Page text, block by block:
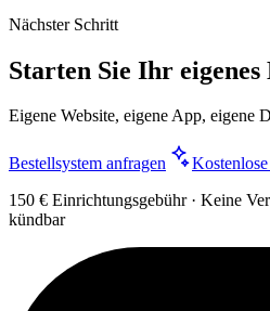
Nächster Schritt
Starten Sie Ihr eigenes
Eigene Website, eigene App, eigene
Bestellsystem anfragen
150 € Einrichtungsgebühr · Keine
kündbar